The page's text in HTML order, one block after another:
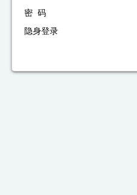
密 码
隐身登录